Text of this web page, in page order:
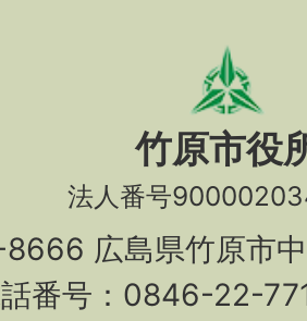
竹原市役
法人番号
広島県竹原市
番号：0846-22-